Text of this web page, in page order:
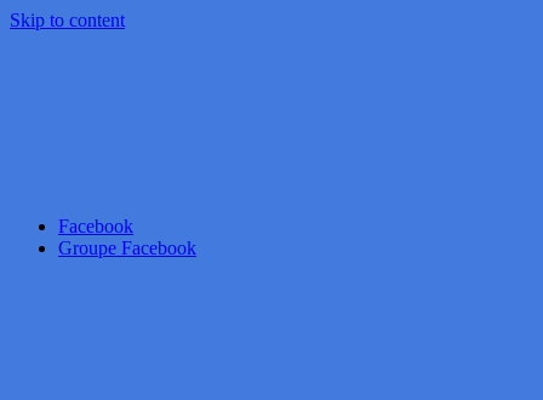
Skip to content
Facebook
Groupe Facebook